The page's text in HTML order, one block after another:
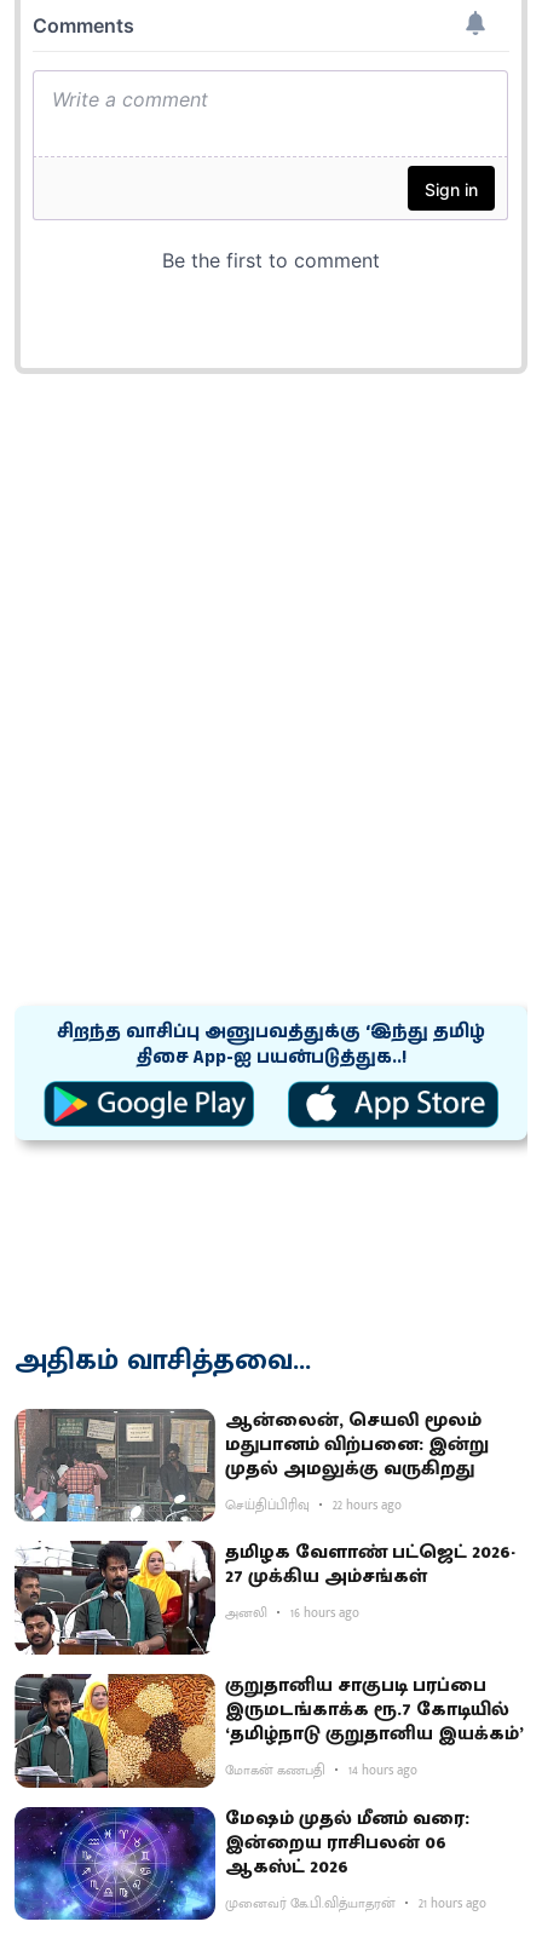
சிறந்த வாசிப்பு அனுபவத்துக்கு ‘இந்து தமிழ்
திசை App-ஐ பயன்படுத்துக..!
அதிகம் வாசித்தவை...
ஆன்லைன், செயலி மூலம்
மதுபானம் விற்பனை: இன்று
முதல் அமலுக்கு வருகிறது
செய்திப்பிரிவு 22 hours ago
தமிழக வேளாண் பட்ஜெட் 2026-
27 முக்கிய அம்சங்கள்
அனலி 16 hours ago
குறுதானிய சாகுபடி பரப்பை
இருமடங்காக்க ரூ.7 கோடியில்
‘தமிழ்நாடு குறுதானிய இயக்கம்’
மோகன் கணபதி 14 hours ago
மேஷம் முதல் மீனம் வரை:
இன்றைய ராசிபலன் 06
ஆகஸ்ட் 2026
முனைவர் கே.பி.வித்யாதரன் 21 hours ago